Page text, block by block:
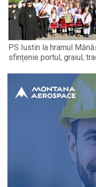
PS Iustin la hramul
sfințenie portul, graiul,